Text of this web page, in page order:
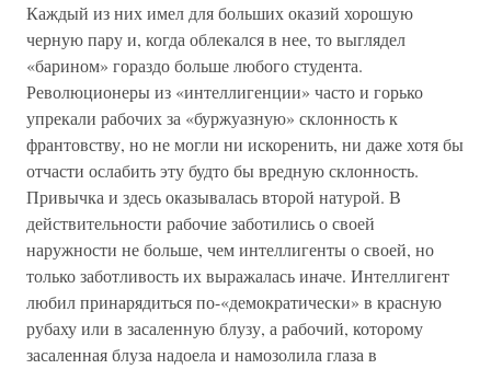
Каждый из них имел для больших оказий хорошую
черную пару и, когда облекался в нее, то выглядел
«барином» гораздо больше любого студента.
Революционеры из «интеллигенции» часто и горько
упрекали рабочих за «буржуазную» склонность к
франтовству, но не могли ни искоренить, ни даже хотя бы
отчасти ослабить эту будто бы вредную склонность.
Привычка и здесь оказывалась второй натурой. В
действительности рабочие заботились о своей
наружности не больше, чем интеллигенты о своей, но
только заботливость их выражалась иначе. Интеллигент
любил принарядиться по-«демократически» в красную
рубаху или в засаленную блузу, а рабочий, которому
засаленная блуза надоела и намозолила глаза в